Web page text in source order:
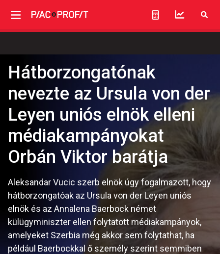
Hátborzongatónak
nevezte az Ursula von der
Leyen uniós elnök elleni
médiakampányokat
Orbán Viktor barátja
Aleksandar Vucic szerb elnök úgy fogalmazott, hogy
hátborzongatóak az Ursula von der Leyen uniós
elnök és az Annalena Baerbock német
külügyminiszter ellen folytatott médiakampányok,
amelyeket Szerbia még akkor sem folytathat, ha
például Baerbockkal ő személy szerint semmiben